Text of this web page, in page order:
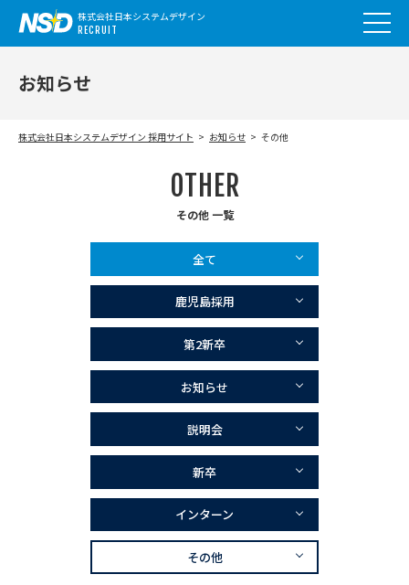
株式会社日本システムデザイン
RECRUIT
お知らせ
株式会社日本システムデザイン 採用サイト お知らせ その他
OTHER
その他 一覧
全て
鹿児島採用
第2新卒
お知らせ
説明会
新卒
インターン
その他